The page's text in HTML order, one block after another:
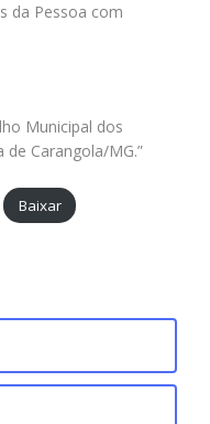
da Pessoa com
Municipal dos
Carangola/MG.”
Baixar